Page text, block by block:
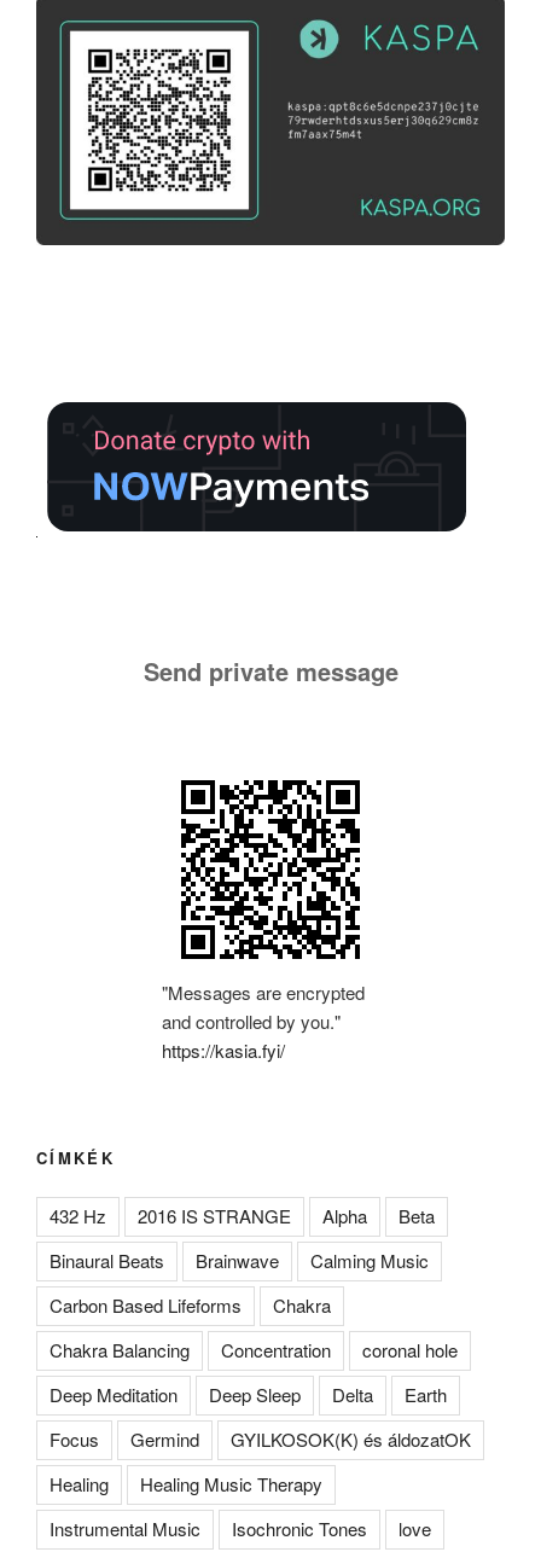
Send private message
"Messages are encrypted
and controlled by you."
https://kasia.fyi/
CÍMKÉK
432 Hz 2016 IS STRANGE Alpha
Beta
Binaural Beats
Brainwave
Calming Music
Carbon Based Lifeforms
Chakra
Chakra Balancing
Concentration
coronal hole
Deep Meditation
Deep Sleep Delta
Earth
Focus
Germind
GYILKOSOK(K) és áldozatOK
Healing
Healing Music Therapy
Instrumental Music
Isochronic Tones love